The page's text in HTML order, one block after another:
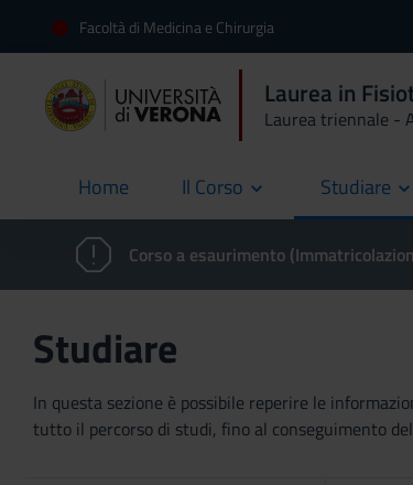
Facoltà di Medicina e Chirurgia
Laurea in
Laurea triennale -
Home
current Il Corso Studiare
Corso a esaurimento
Studiare
In questa sezione è possibile reperire le
tutto il percorso di studi, fino al conseguimento